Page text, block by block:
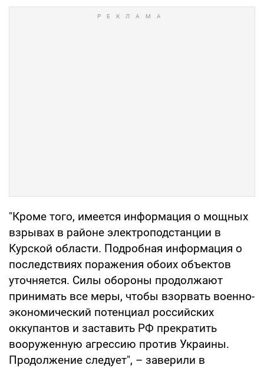
"Кроме того, имеется информация о мощных
взрывах в районе электроподстанции в
Курской области. Подробная информация о
последствиях поражения обоих объектов
уточняется. Силы обороны продолжают
принимать все меры, чтобы взорвать военно-
экономический потенциал российских
оккупантов и заставить РФ прекратить
вооруженную агрессию против Украины.
Продолжение следует", – заверили в